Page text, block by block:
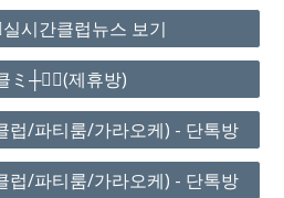
실시간클럽뉴스 보기
ミ┼❤️‍🔥(제휴방)
럽/파티룸/가라오케) - 단톡방
럽/파티룸/가라오케) - 단톡방